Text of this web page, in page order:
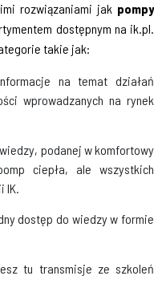
rozwiązaniami jak pompy
dostępnym na ik.pl.
takie jak:
na temat działań
wprowadzanych na rynek
podanej w komfortowy
ciepła, ale wszystkich
IK.
dostęp do wiedzy w formie
tu transmisje ze szkoleń